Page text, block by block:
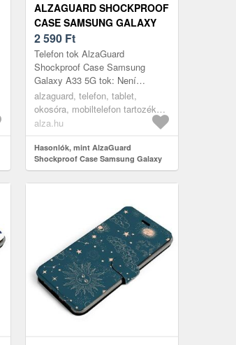
ALZAGUARD SHOCKPROOF
CASE SAMSUNG GALAXY
A33 5G TOK
2 590 Ft
Telefon tok AlzaGuard
Shockproof Case Samsung
Galaxy A33 5G tok: Není
vyplněn Alternativní text k
fotografii!Az AlzaGuard
Shockproof Case a Samsung...
alzaguard, telefon, tablet,
okosóra, mobiltelefon tartozékok,
tokok
alza.hu
Hasonlók, mint AlzaGuard
Shockproof Case Samsung Galaxy
A33 5G tok